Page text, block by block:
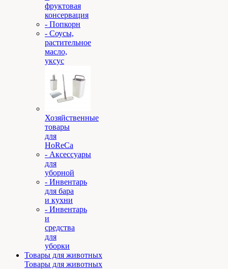
фруктовая
консервация
- Попкорн
- Соусы,
растительное
масло,
уксус
Хозяйственные
товары
для
HoReCa
- Аксессуары
для
уборной
- Инвентарь
для бара
и кухни
- Инвентарь
и
средства
для
уборки
Товары для животных
Товары для животных